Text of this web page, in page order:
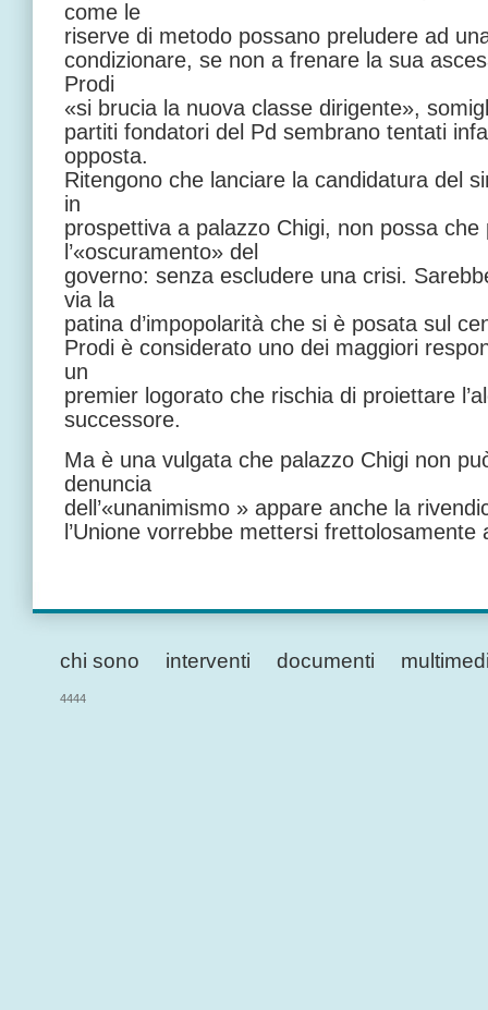
come le
riserve di metodo possano preludere ad
condizionare, se non a frenare la sua
Prodi
«si brucia la nuova classe dirigente»,
partiti fondatori del Pd sembrano tentati
opposta.
Ritengono che lanciare la candidatura del
in
prospettiva a palazzo Chigi, non possa che
l’«oscuramento» del
governo: senza escludere una crisi.
via la
patina d’impopolarità che si è posata sul
Prodi è considerato uno dei maggiori
un
premier logorato che rischia di proiettare
successore.
Ma è una vulgata che palazzo Chigi non
denuncia
dell’«unanimismo » appare anche la
l’Unione vorrebbe mettersi frettolosamente
chi sono interventi documenti
4444